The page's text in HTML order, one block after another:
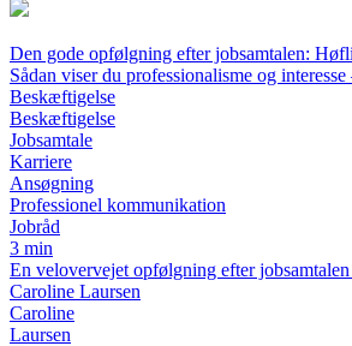
Den gode opfølgning efter jobsamtalen:
Sådan viser du professionalisme og interesse
Beskæftigelse
Beskæftigelse
Jobsamtale
Karriere
Ansøgning
Professionel kommunikation
Jobråd
3 min
En velovervejet opfølgning efter
Caroline Laursen
Caroline
Laursen